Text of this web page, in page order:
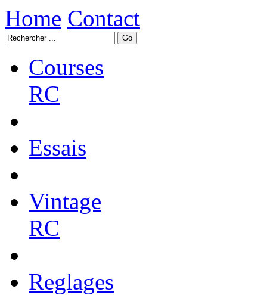
Home Contact
Courses
RC
Essais
Vintage
RC
Reglages